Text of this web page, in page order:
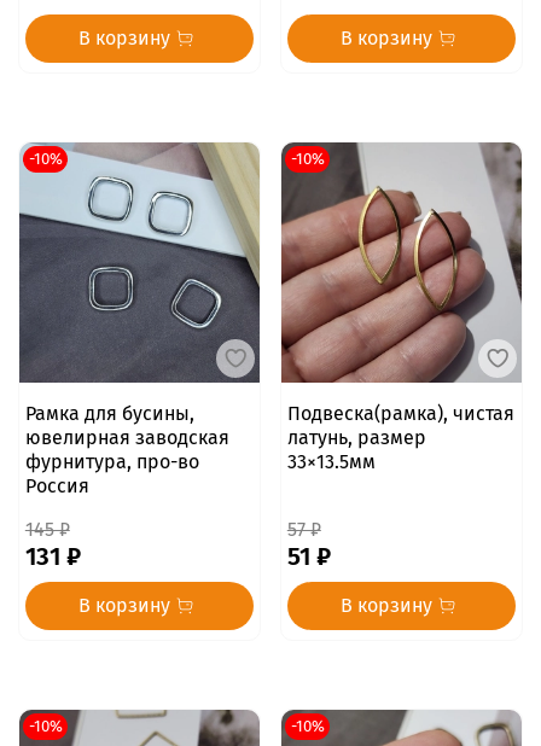
В корзину В корзину
-10%
Рамка для бусины,
ювелирная заводская
фурнитура, про-во
Россия
145 ₽
131 ₽
В корзину
-10%
Подвеска(рамка), чистая
латунь, размер
33×13.5мм
57 ₽
51 ₽
В корзину
-10% -10%